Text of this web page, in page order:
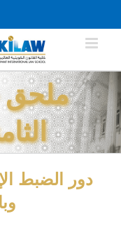
to
content
ملحق
دور الضبط